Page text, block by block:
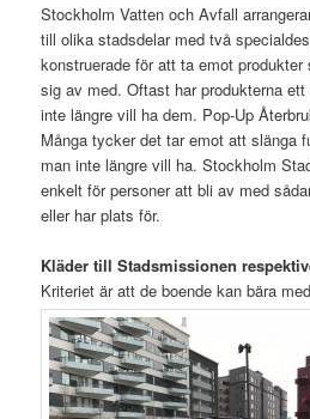
Stockholm Vatten och Avfall
till olika stadsdelar med två
konstruerade för att ta emot
sig av med. Oftast har produkterna
inte längre vill ha dem. Pop-Up
Många tycker det tar emot att slänga
man inte längre vill ha. Stockholm
enkelt för personer att bli av med
eller har plats för.
Kläder till Stadsmissionen
Kriteriet är att de boende kan bära